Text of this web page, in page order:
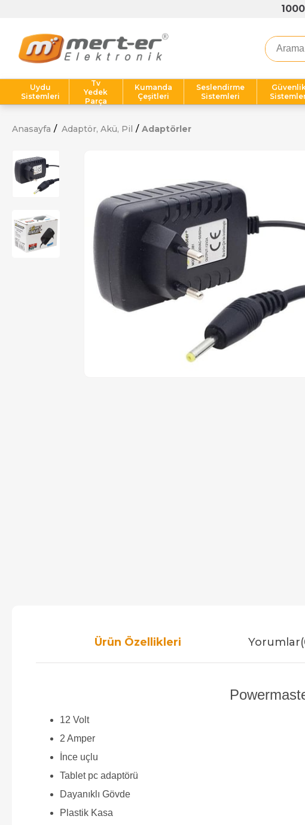
Uydu
Sistemleri
Tv
Yedek
Parça
Kumanda
Çeşitleri
Seslendirme
Sistemleri
Anasayfa Adaptör, Akü, Pil Adaptörler
Ürün Özellikleri Yorumlar
12 Volt
2 Amper
İnce uçlu
Tablet pc adaptörü
Dayanıklı Gövde
Plastik Kasa